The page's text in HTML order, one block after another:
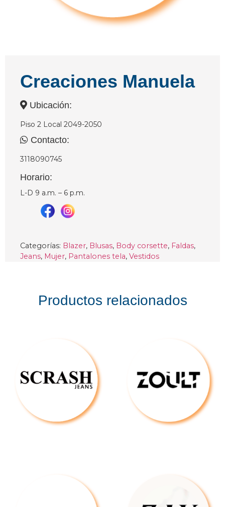
Creaciones Manuela
Ubicación:
Piso 2 Local 2049-2050
Contacto:
3118090745
Horario:
L-D 9 a.m. – 6 p.m.
Categorías: Blazer, Blusas, Body corsette, Faldas,
Jeans, Mujer, Pantalones tela, Vestidos
Productos relacionados